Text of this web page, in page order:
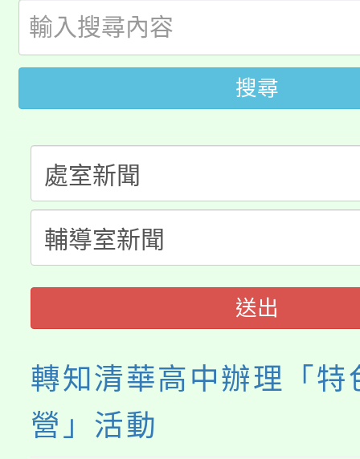
開!
115年桃園市運動會8/
田徑場及游泳池舉行。
桃園市低收入戶享有免
視費優惠，中低收入戶
半價優惠，詳情可洽有
者。
大園自造教育及科技
份教師增能研習
大溪自造教育及科技中
份教師研習
淨零綠生活教案入校路
會
115年食農教育專業人
程
搜尋
送出
轉知清華高中辦理「特
營」活動